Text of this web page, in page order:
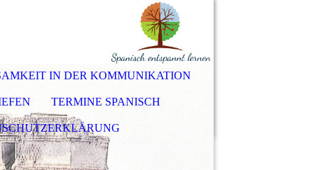
IN DER KOMMUNIKATION
TERMINE SPANISCH